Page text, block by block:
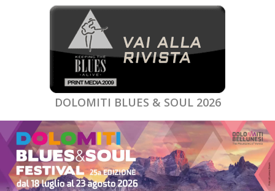
DOLOMITI BLUES & SOUL 2026